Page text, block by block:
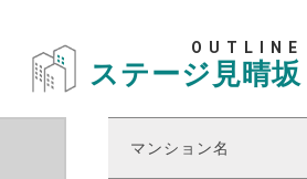
OUTLINE
ステージ見晴坂
マンション名